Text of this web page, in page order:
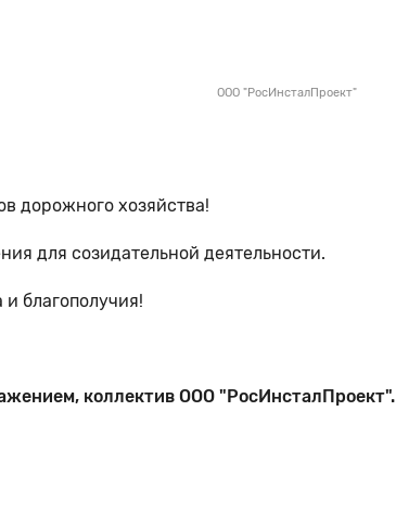
ООО "РосИнсталПроект"
дорожного хозяйства!
для созидательной деятельности.
благополучия!
коллектив ООО "РосИнсталПроект".